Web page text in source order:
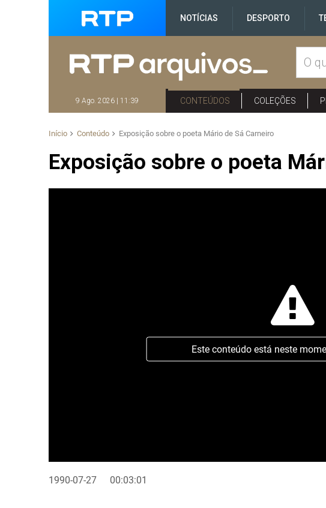
NOTÍCIAS DESPORTO
9 Ago. 2026 | 11:39 CONTEÚDOS COLEÇÕES
Início Conteúdo Exposição sobre o poeta Mário de Sá Carneiro
Exposição sobre o poeta
Este conteúdo está neste
1990-07-27 00:03:01